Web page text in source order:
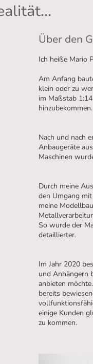
Über den
Ich heiße Mario
Am Anfang
klein oder zu
im Maßstab
hinzubekommen.
Nach und nach
Anbaugeräte
Maschinen
Durch meine
den Umgang
meine
So wurde der
detaillierter.
Im Jahr 2020
und Anhängern
anbieten
bereits
einige Kunden
zu kommen.